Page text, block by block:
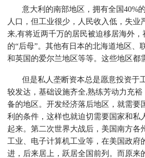
意大利的南部地区，拥有全国40%
人口，但工业很少，人民收入低，失业
来,有将近两千万的居民被迫移居海外
的“后母”。其他有日本的北海道地区、
和英国的爱尔兰地区等等。这些地区都
但是私人垄断资本总是愿意投资于
较发达，基础设施齐全,熟练芳动力充
备的地区。开发经济落后地区，就需要
利的条件，这样也就迫切需要国家和私
起来。第二次世界大战后，美国南方各
工业、电子计算机工业等，在美国政府
进，后来居上，跃居全国前列。而原来